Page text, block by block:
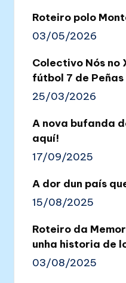
Roteiro polo
03/05/2026
Colectivo Nós no
fútbol 7 de
25/03/2026
A nova bufanda
aquí!
17/09/2025
A dor dun país
15/08/2025
Roteiro da
unha historia de
03/08/2025